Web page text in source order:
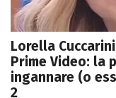
Lorella
Prime Video: la
ingannare (o
2